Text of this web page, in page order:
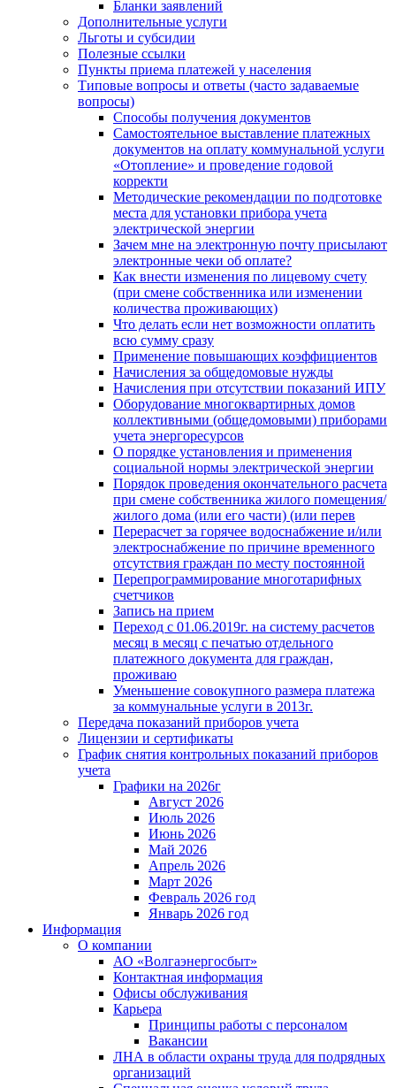
Бланки заявлений
Дополнительные услуги
Льготы и субсидии
Полезные ссылки
Пункты приема платежей у населения
Типовые вопросы и ответы (часто задаваемые
вопросы)
Способы получения документов
Самостоятельное выставление платежных
документов на оплату коммунальной услуги
«Отопление» и проведение годовой
корректи
Методические рекомендации по подготовке
места для установки прибора учета
электрической энергии
Зачем мне на электронную почту присылают
электронные чеки об оплате?
Как внести изменения по лицевому счету
(при смене собственника или изменении
количества проживающих)
Что делать если нет возможности оплатить
всю сумму сразу
Применение повышающих коэффициентов
Начисления за общедомовые нужды
Начисления при отсутствии показаний ИПУ
Оборудование многоквартирных домов
коллективными (общедомовыми) приборами
учета энергоресурсов
О порядке установления и применения
социальной нормы электрической энергии
Порядок проведения окончательного расчета
при смене собственника жилого помещения/
жилого дома (или его части) (или перев
Перерасчет за горячее водоснабжение и/или
электроснабжение по причине временного
отсутствия граждан по месту постоянной
Перепрограммирование многотарифных
счетчиков
Запись на прием
Переход с 01.06.2019г. на систему расчетов
месяц в месяц с печатью отдельного
платежного документа для граждан,
проживаю
Уменьшение совокупного размера платежа
за коммунальные услуги в 2013г.
Передача показаний приборов учета
Лицензии и сертификаты
График снятия контрольных показаний приборов
учета
Графики на 2026г
Август 2026
Июль 2026
Июнь 2026
Май 2026
Апрель 2026
Март 2026
Февраль 2026 год
Январь 2026 год
Информация
О компании
АО «Волгаэнергосбыт»
Контактная информация
Офисы обслуживания
Карьера
Принципы работы с персоналом
Вакансии
ЛНА в области охраны труда для подрядных
организаций